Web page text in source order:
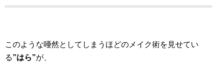
このような唖然としてしまうほどのメイク術を見せてい
る”はら”が、